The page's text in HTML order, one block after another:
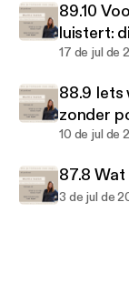
voelen.
⚠️ Sommige
oefeningen.
https://
89.10
luistert:
17 de jul de
88.9 Iets
zonder
10 de jul de
87.8 Wat
3 de jul de